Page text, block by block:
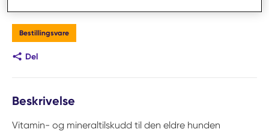
Bestillingsvare
Del
Beskrivelse
Vitamin- og mineraltilskudd til den eldre hunden